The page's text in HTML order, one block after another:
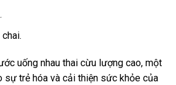
uống nhau thai cừu lượng cao, một
sự trẻ hóa và cải thiện sức khỏe của